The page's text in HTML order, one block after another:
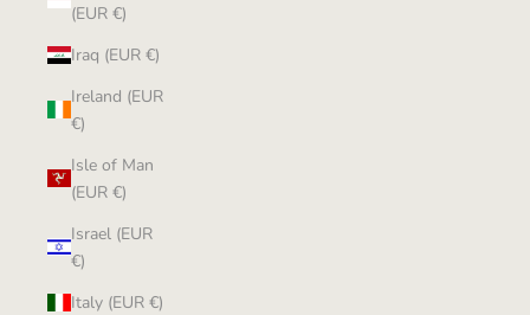
(EUR €)
Iraq (EUR €)
Ireland (EUR
€)
Isle of Man
(EUR €)
Israel (EUR
€)
Italy (EUR €)